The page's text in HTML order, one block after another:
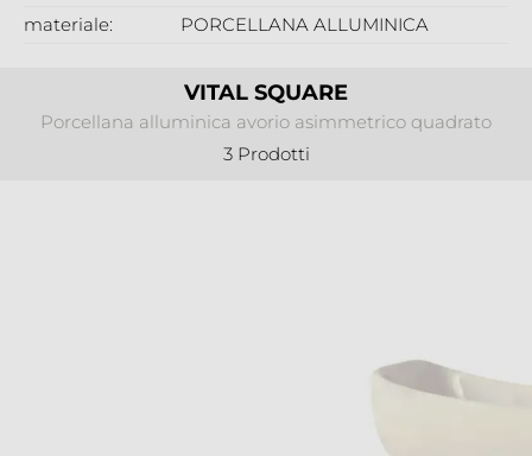
VITAL SQUARE
Porcellana alluminica avorio asimmetrico quadrato
3 Prodotti
materiale:
PORCELLANA ALLUMINICA